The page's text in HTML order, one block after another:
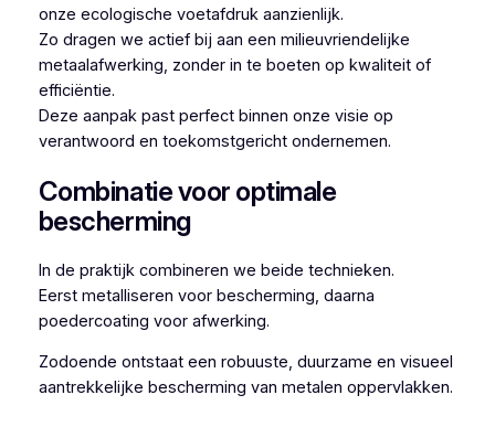
onze ecologische voetafdruk aanzienlijk.
Zo dragen we actief bij aan een milieuvriendelijke
metaalafwerking, zonder in te boeten op kwaliteit of
efficiëntie.
Deze aanpak past perfect binnen onze visie op
verantwoord en toekomstgericht ondernemen.
Combinatie voor optimale
bescherming
In de praktijk combineren we beide technieken.
Eerst metalliseren voor bescherming, daarna
poedercoating voor afwerking.
Zodoende ontstaat een robuuste, duurzame en visueel
aantrekkelijke bescherming van metalen oppervlakken.